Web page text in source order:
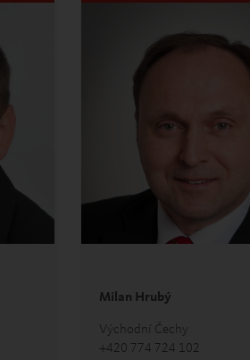
Milan Hrubý
Východní Čechy
+420 774 724 102